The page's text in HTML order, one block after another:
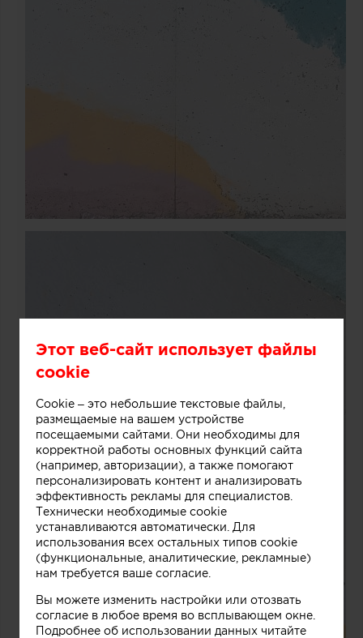
Этот веб-сайт использует файлы
cookie
Cookie – это небольшие текстовые файлы,
размещаемые на вашем устройстве
посещаемыми сайтами. Они необходимы для
корректной работы основных функций сайта
(например, авторизации), а также помогают
персонализировать контент и анализировать
эффективность рекламы для специалистов.
Технически необходимые cookie
устанавливаются автоматически. Для
использования всех остальных типов cookie
(функциональные, аналитические, рекламные)
нам требуется ваше согласие.
Вы можете изменить настройки или отозвать
согласие в любое время во всплывающем окне.
Подробнее об использовании данных читайте